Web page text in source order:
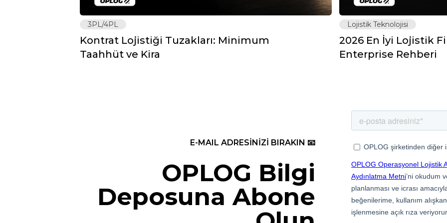
3PL/4PL
Kontrat Lojistiği Tuzakları: Minimum
Taahhüt ve Kira
Lojistik Teknolojisi
2026 En İyi Lojistik
Enterprise Rehberi
E-MAIL ADRESİNİZİ BIRAKIN 📧
OPLOG Bilgi
Deposuna Abone